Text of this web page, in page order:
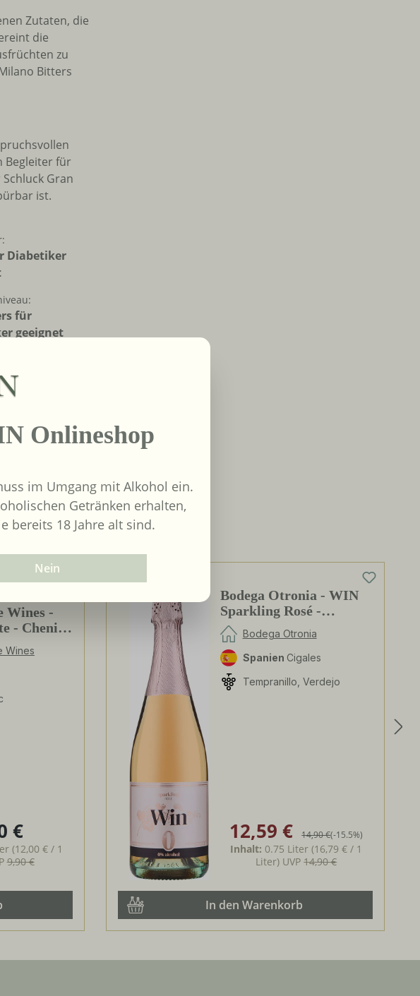
Zutaten, die
die
zu
Bitters
Begleiter für
Gran
ist.
Diabetiker
für
geeignet
Wines -
- Chenin
Blanc
Wines
Preis:
€
(12,00 € / 1
9,90 €
Bodega Otronia - WIN
Sparkling Rosé -
alkoholfrei
Bodega Otronia
Spanien Cigales
Tempranillo, Verdejo
Verkaufspreis:
12,59 € Regulärer Preis:
14,90 €(-15.5%)
Inhalt: 0.75 Liter(16,79 € / 1
Liter) UVP14,90 €
In den Warenkorb
Onlineshop
im Umgang mit Alkohol ein.
Getränken erhalten,
bereits 18 Jahre alt sind.
Nein